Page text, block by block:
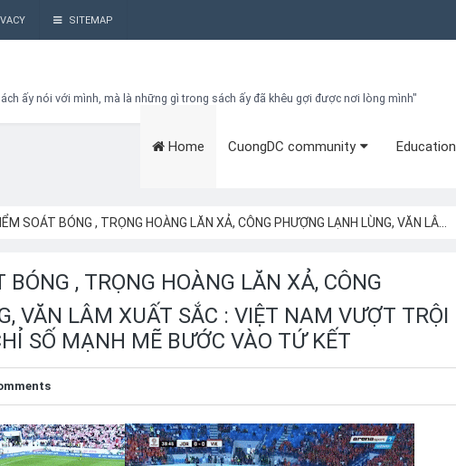
SITEMAP
ấy nói với mình, mà là những gì trong sách ấy đã khêu gợi được nơi lòng mình"
Home CuongDC community Education
, TRỌNG HOÀNG LĂN XẢ, CÔNG PHƯỢNG LẠNH LÙNG, VĂN LÂM XUẤT SẮC : VIỆT NAM VƯỢT TRỘI JORDAN Ở TẤT CẢ CHỈ SỐ MẠNH MẼ BƯỚC VÀO TỨ KẾT
BÓNG , TRỌNG HOÀNG LĂN XẢ, CÔNG
VĂN LÂM XUẤT SẮC : VIỆT NAM VƯỢT TRỘI
SỐ MẠNH MẼ BƯỚC VÀO TỨ KẾT
Bạn đang cần tìm kiếm gì?